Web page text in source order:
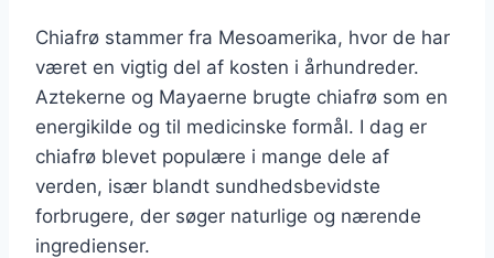
Chiafrø stammer fra Mesoamerika, hvor de har
været en vigtig del af kosten i århundreder.
Aztekerne og Mayaerne brugte chiafrø som en
energikilde og til medicinske formål. I dag er
chiafrø blevet populære i mange dele af
verden, især blandt sundhedsbevidste
forbrugere, der søger naturlige og nærende
ingredienser.